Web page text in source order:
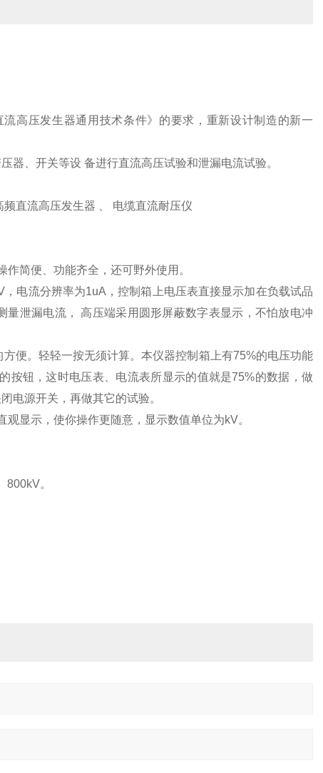
高压发生器通用技术条件》的要求，重新设计制造的新一
器、开关等设 备进行直流高压试验和泄漏电流试验。
频直流高压发生器 、 电缆直流耐压仪
简便、功能齐全，还可野外使用。
电流分辨率为1uA，控制箱上电压表直接显示加在负载试品
量泄漏电流， 高压端采用圆形屏蔽数字表显示，不怕放电冲
便。轻轻一按无须计算。本仪器控制箱上有75%的电压功能
按钮，这时电压表、电流表所显示的值就是75%的数据，做
电源开关，再做其它的试验。
显示，使你操作更随意，显示数值单位为kV。
。